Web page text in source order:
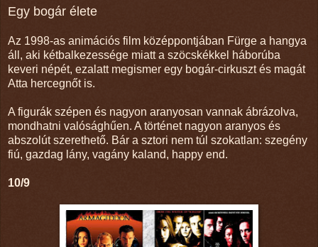
Egy bogár élete
Az 1998-as animációs film középpontjában Fürge a hangya
áll, aki kétbalkezessége miatt a szöcskékkel háborúba
keveri népét, ezalatt megismer egy bogár-cirkuszt és magát
Atta hercegnőt is.
A figurák szépen és nagyon aranyosan vannak ábrázolva,
mondhatni valósághűen. A történet nagyon aranyos és
abszolút szerethető. Bár a sztori nem túl szokatlan: szegény
fiú, gazdag lány, vagány kaland, happy end.
10/9